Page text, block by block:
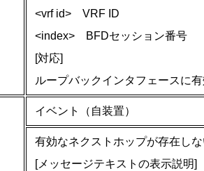
<vrf id> VRF ID
<index> BFDセッション番号
[対応]
ループバックインタフェースに
イベント（自装置）
有効なネクストホップが存在し
[メッセージテキストの表示説明]